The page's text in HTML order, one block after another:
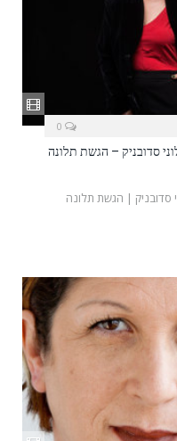
סדובניק – הגשת תלונה
סדובניק | הגשת תלונה